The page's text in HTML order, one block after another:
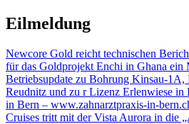
Zu
Inhalten
Eilmeldung
Newcore Gold reicht technischen
für das Goldprojekt Enchi in Ghana ein
Betriebsupdate zu Bohrung Kinsau-1A,
Reudnitz und zu r Lizenz Erlenwiese in
in Bern – www.zahnarztpraxis-in-
Cruises tritt mit der Vista Aurora in die